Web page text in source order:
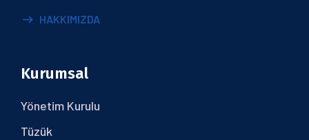
HAKKIMIZDA
Kurumsal
Yönetim Kurulu
Tüzük